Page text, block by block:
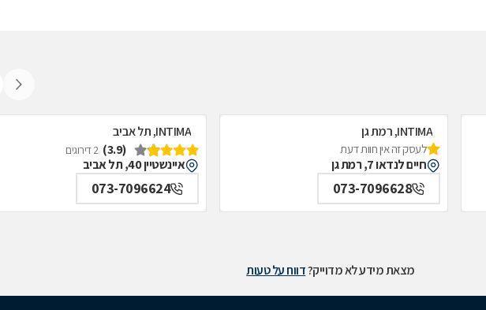
INTIMA, רמת גן
לעסק זה אין חוות דעת
חיים לנדאו 7, רמת גן
073-7096628
INTIMA, תל אביב
(3.9)
2 דירוגים
איינשטיין 40, תל אביב
073-7096624
מצאת מידע לא מדוייק?דווח על טעות